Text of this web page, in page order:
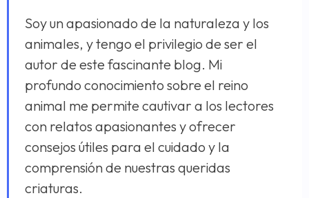
Soy un apasionado de la naturaleza y los
animales, y tengo el privilegio de ser el
autor de este fascinante blog. Mi
profundo conocimiento sobre el reino
animal me permite cautivar a los lectores
con relatos apasionantes y ofrecer
consejos útiles para el cuidado y la
comprensión de nuestras queridas
criaturas.